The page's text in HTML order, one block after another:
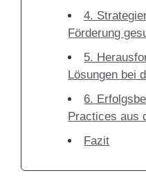
4.
Förderung
5.
Lösungen bei
6.
Practices aus
Fazit